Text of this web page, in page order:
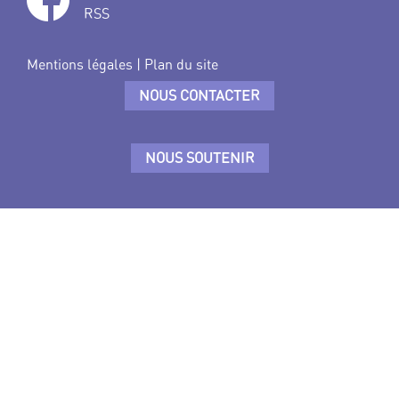
RSS
Mentions légales | Plan du site
NOUS CONTACTER
NOUS SOUTENIR